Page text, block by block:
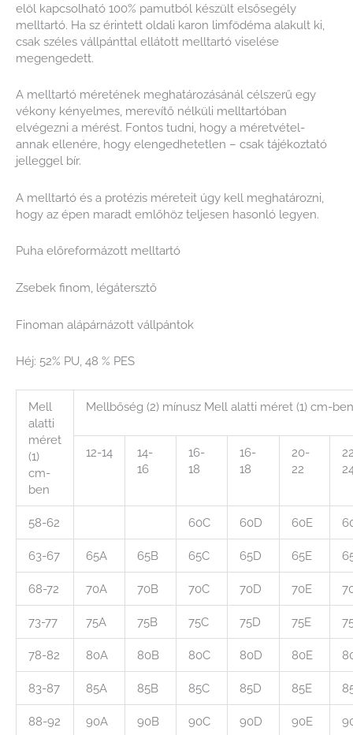
elöl kapcsolható 100% pamutból készült elsősegély
melltartó. Ha sz érintett oldali karon limfödéma alakult ki,
csak széles vállpánttal ellátott melltartó viselése
megengedett.
A melltartó méretének meghatározásánál célszerű egy
vékony kényelmes, merevítő nélküli melltartóban
elvégezni a mérést. Fontos tudni, hogy a méretvétel-
annak ellenére, hogy elengedhetetlen – csak tájékoztató
jelleggel bír.
A melltartó és a protézis méreteit úgy kell meghatározni,
hogy az épen maradt emlőhöz teljesen hasonló legyen.
Puha előreformázott melltartó
Zsebek finom, légátersztő
Finoman alápárnázott vállpántok
Héj: 52% PU, 48 % PES
Mell
alatti
méret
(1)
cm-
ben
Mellbőség (2) mínusz Mell alatti méret (1) cm-ben
12-14
14-
16
16-
18
16-
18
20-
22
58-62 60C 60D 60E
63-67 65A 65B 65C 65D 65E
68-72 70A 70B 70C 70D 70E
73-77 75A 75B 75C 75D 75E
78-82 80A 80B 80C 80D 80E
83-87 85A 85B 85C 85D 85E
88-92 90A 90B 90C 90D 90E